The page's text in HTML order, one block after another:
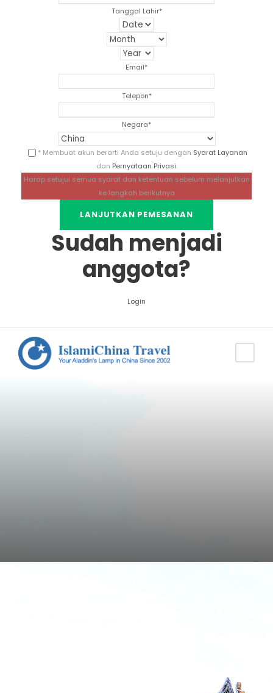
Tanggal Lahir*
Email*
Telepon*
Negara*
* Membuat akun berarti Anda setuju dengan Syarat Layanan
dan Pernyataan Privasi.
Harap setujui semua syarat dan ketentuan sebelum melanjutkan
ke langkah berikutnya
Sudah menjadi
anggota?
Login